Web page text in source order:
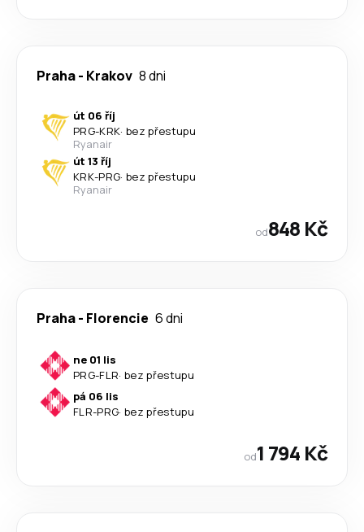
Praha- Krakov 8 dni
út 06 říj
PRG-KRK· bez přestupu
Ryanair
út 13 říj
KRK-PRG· bez přestupu
Ryanair
od848 Kč
Praha- Florencie 6 dni
ne 01 lis
PRG-FLR· bez přestupu
pá 06 lis
FLR-PRG· bez přestupu
od1 794 Kč